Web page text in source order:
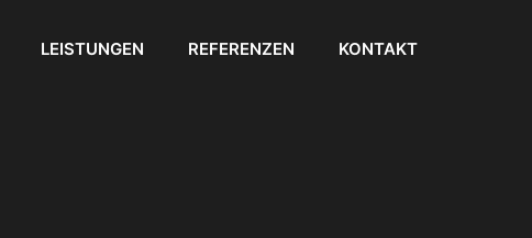
LEISTUNGEN REFERENZEN KONTAKT